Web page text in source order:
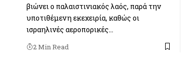
βιώνει ο παλαιστινιακός λαός, παρά την
υποτιθέμενη εκεχειρία, καθώς οι
ισραηλινές αεροπορικές…
2 Min Read